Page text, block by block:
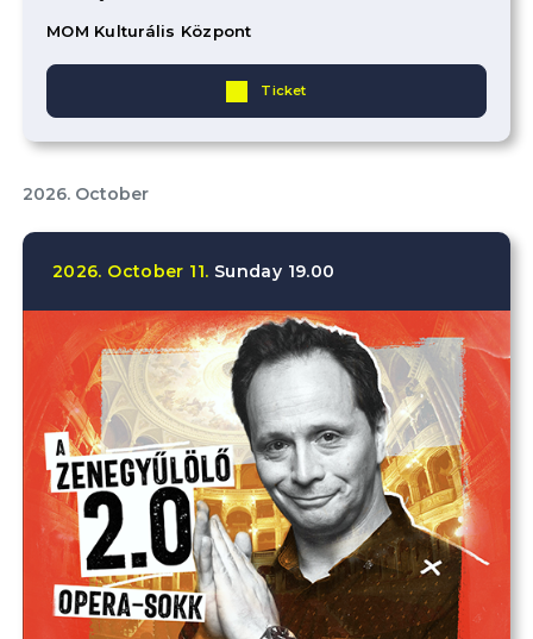
MOM Kulturális Központ
Ticket
2026. October
2026. October 11. Sunday 19.00